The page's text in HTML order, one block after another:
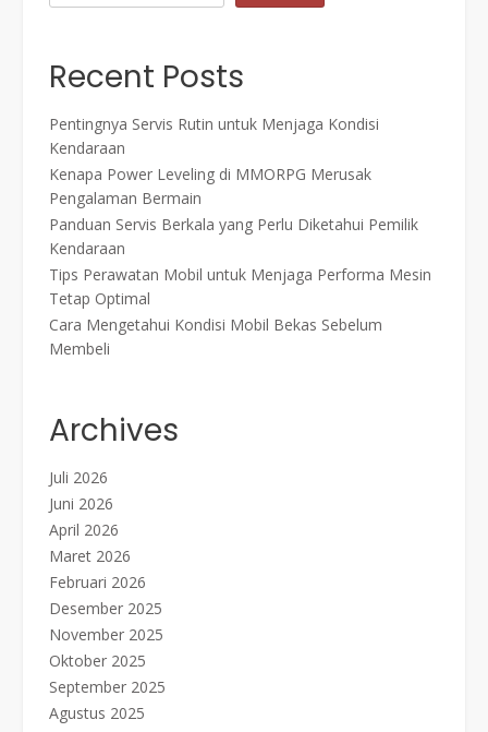
Recent Posts
Pentingnya Servis Rutin untuk Menjaga Kondisi
Kendaraan
Kenapa Power Leveling di MMORPG Merusak
Pengalaman Bermain
Panduan Servis Berkala yang Perlu Diketahui Pemilik
Kendaraan
Tips Perawatan Mobil untuk Menjaga Performa Mesin
Tetap Optimal
Cara Mengetahui Kondisi Mobil Bekas Sebelum
Membeli
Archives
Juli 2026
Juni 2026
April 2026
Maret 2026
Februari 2026
Desember 2025
November 2025
Oktober 2025
September 2025
Agustus 2025